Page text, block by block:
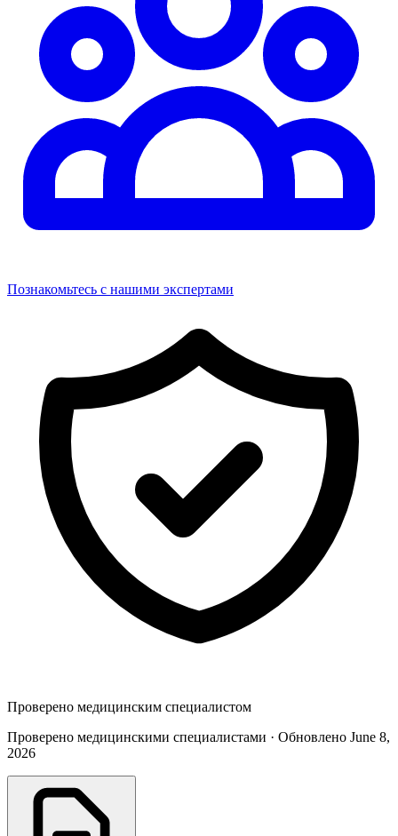
Познакомьтесь с нашими экспертами
Проверено медицинским специалистом
Проверено медицинскими специалистами · Обновлено June 8,
2026